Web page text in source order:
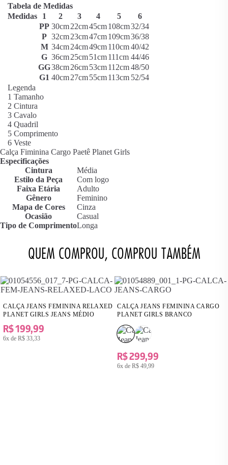
Tabela de Medidas
Medidas
1 2 3 4 5
6
PP 30cm22cm45cm108cm32/34
P 32cm23cm47cm109cm36/38
M 34cm24cm49cm110cm40/42
G 36cm25cm51cm111cm 44/46
GG38cm26cm53cm112cm48/50
G1 40cm27cm55cm113cm 52/54
Legenda
1 Tamanho
2 Cintura
3 Cavalo
4 Quadril
5 Comprimento
6 Veste
Calça Fiminina Cargo Paetê Planet Girls
Especificações
Cintura
Média
Estilo da Peça
Com logo
Faixa Etária
Adulto
Gênero
Feminino
Mapa de Cores
Cinza
Ocasião
Casual
Tipo de ComprimentoLonga
QUEM COMPROU, COMPROU TAMBÉM
CALÇA JEANS FEMININA RELAXED
PLANET GIRLS JEANS MÉDIO
R$ 199,99
6x de R$ 33,33
CALÇA JEANS FEMININA CARGO
PLANET GIRLS BRANCO
R$ 299,99
6x de R$ 49,99